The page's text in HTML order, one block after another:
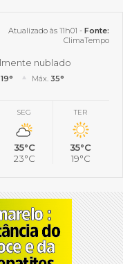
Atualizado às 11h01 - Fonte:
ClimaTempo
nublado
19° Máx. 35°
SEG
35°C
23°C
TER
35°C
19°C